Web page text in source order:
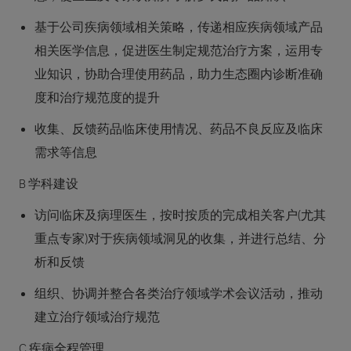
基于公司疾病领域相关策略，传递相应疾病领域产品
相关医学信息，促进医生制定规范治疗方案，运用专
业知识，协助合理使用药品，助力生态圈内诊断准确
度和治疗规范度的提升
收集、反馈药品临床使用情况、药品不良反应及临床
需求等信息
B 学科建设
访问临床及病理医生，按时按质的完成相关客户(尤其
重点专家)对于疾病领域洞见的收集，并进行总结、分
析和反馈
组织、协调并整合各类治疗领域学术会议活动，推动
建立治疗领域治疗规范